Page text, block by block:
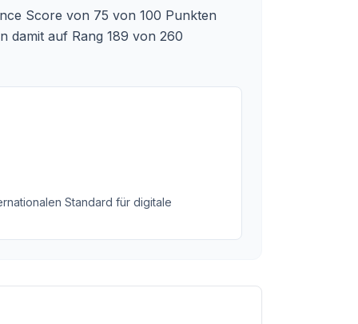
Score von 75 von 100 Punkten
damit auf Rang 189 von 260
Standard für digitale